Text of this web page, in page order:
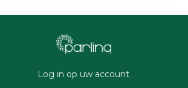
Log in op uw account